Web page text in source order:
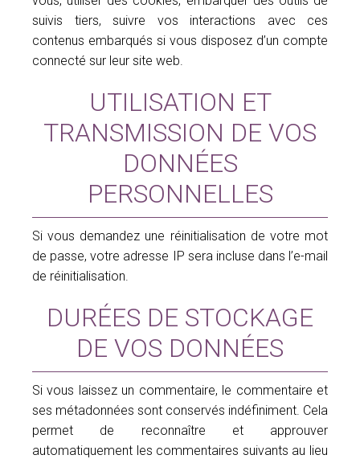
suivis tiers, suivre vos interactions avec ces
contenus embarqués si vous disposez d’un compte
connecté sur leur site web.
UTILISATION ET
TRANSMISSION DE VOS
DONNÉES
PERSONNELLES
Si vous demandez une réinitialisation de votre mot
de passe, votre adresse IP sera incluse dans l’e-mail
de réinitialisation.
DURÉES DE STOCKAGE
DE VOS DONNÉES
Si vous laissez un commentaire, le commentaire et
ses métadonnées sont conservés indéfiniment. Cela
permet de reconnaître et approuver
automatiquement les commentaires suivants au lieu